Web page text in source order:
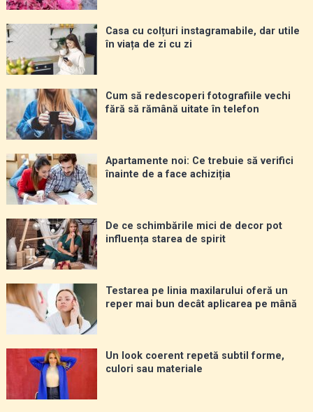
Casa cu colțuri instagramabile, dar utile
în viața de zi cu zi
Cum să redescoperi fotografiile vechi
fără să rămână uitate în telefon
Apartamente noi: Ce trebuie să verifici
înainte de a face achiziția
De ce schimbările mici de decor pot
influența starea de spirit
Testarea pe linia maxilarului oferă un
reper mai bun decât aplicarea pe mână
Un look coerent repetă subtil forme,
culori sau materiale